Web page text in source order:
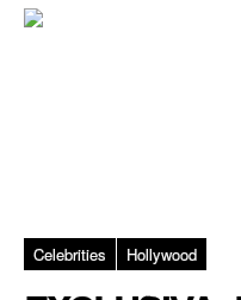
Celebrities Hollywood